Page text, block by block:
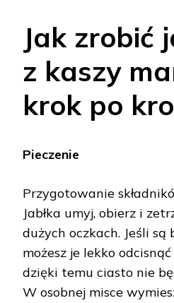
Jak zrobić
z kaszy
krok po
Pieczenie
Przygotowanie
Jabłka umyj, obierz i
dużych oczkach. Jeśli są
możesz je lekko
dzięki temu ciasto nie
W osobnej misce